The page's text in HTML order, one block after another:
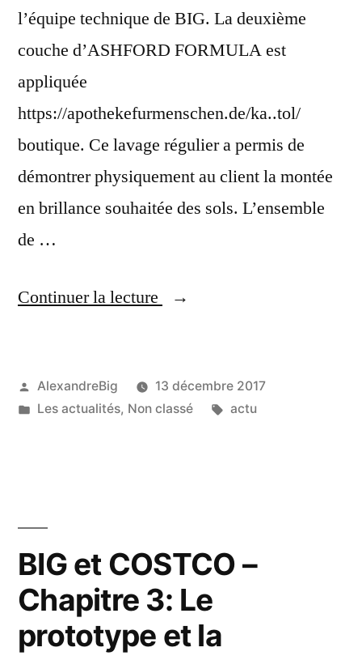
l’équipe technique de BIG. La deuxième
couche d’ASHFORD FORMULA est
appliquée
https://apothekefurmenschen.de/ka..tol/
boutique. Ce lavage régulier a permis de
démontrer physiquement au client la montée
en brillance souhaitée des sols. L’ensemble
de …
Continuer la lecture
AlexandreBig
13 décembre 2017
Les actualités, Non classé actu
BIG et COSTCO –
Chapitre 3: Le
prototype et la